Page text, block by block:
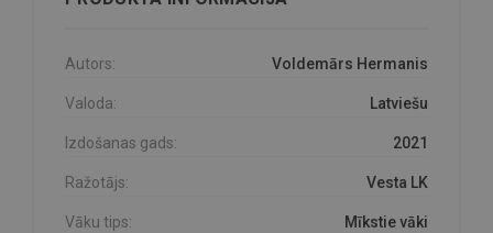
Autors: Voldemārs Hermanis
Valoda: Latviešu
Izdošanas gads: 2021
Ražotājs: Vesta LK
Vāku tips: Mīkstie vāki